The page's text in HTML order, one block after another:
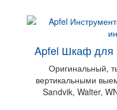
Apfel Шкаф для
Оригинальный,
вертикальными
Sandvik, Walter,